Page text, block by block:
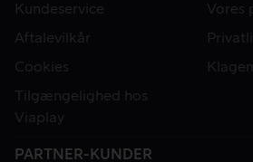
Kundeservice
Vores
Aftalevilkår
Cookies
Tilgængelighed hos
Viaplay
PARTNER-KUNDER